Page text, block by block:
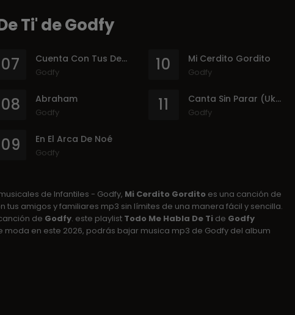
Ti' de Godfy
07 Cuenta Con Tus Deditos
Godfy
08 Abraham
Godfy
09 En El Arca De Noé
Godfy
10 Mi Cerdito Gordito
Godfy
11 Canta Sin Parar (Ukulele Bonus Track)
Godfy
de Infantiles - Godfy, Mi Cerdito Gordito es una canción de
amigos y familiares mp3 sin límites de una manera fácil y sencilla.
de Godfy. este playlist Todo Me Habla De Ti de Godfy
en este 2026, podrás bajar musica mp3 de Godfy del album